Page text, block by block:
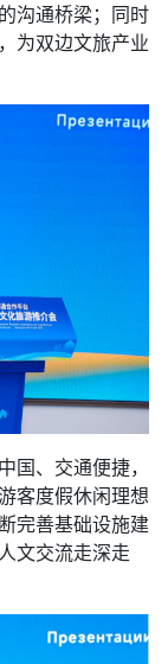
沟通桥梁；同时
为双边文旅产业
、交通便捷，
客度假休闲理想
完善基础设施建
文交流走深走